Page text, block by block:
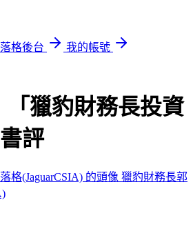
格後台
我的帳號
獵豹財務長投資
評
獵豹財務長郭